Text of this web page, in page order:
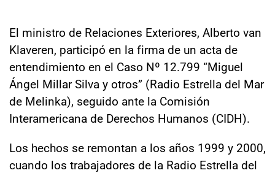
El ministro de Relaciones Exteriores, Alberto van
Klaveren, participó en la firma de un acta de
entendimiento en el Caso Nº 12.799 “Miguel
Ángel Millar Silva y otros” (Radio Estrella del Mar
de Melinka), seguido ante la Comisión
Interamericana de Derechos Humanos (CIDH).
Los hechos se remontan a los años 1999 y 2000,
cuando los trabajadores de la Radio Estrella del